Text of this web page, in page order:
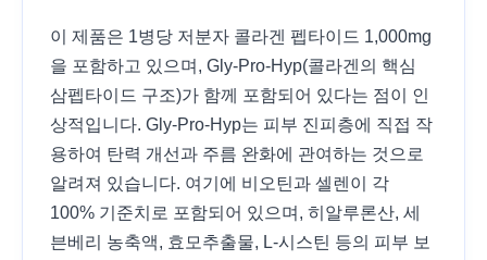
이 제품은 1병당 저분자 콜라겐 펩타이드 1,000mg
을 포함하고 있으며, Gly-Pro-Hyp(콜라겐의 핵심
삼펩타이드 구조)가 함께 포함되어 있다는 점이 인
상적입니다. Gly-Pro-Hyp는 피부 진피층에 직접 작
용하여 탄력 개선과 주름 완화에 관여하는 것으로
알려져 있습니다. 여기에 비오틴과 셀렌이 각
100% 기준치로 포함되어 있으며, 히알루론산, 세
븐베리 농축액, 효모추출물, L-시스틴 등의 피부 보